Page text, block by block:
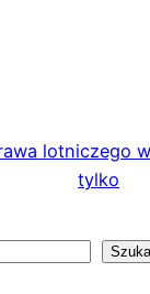
lotniczego
tylko